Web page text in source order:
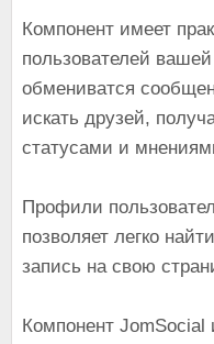
Компонент имеет
пользователей
обмениватся
искать друзей,
статусами и
Профили
позволяет легко
запись на свою
Компонент JomSocial